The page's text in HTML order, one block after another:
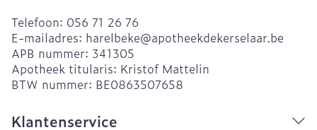
Telefoon: 056 71 26 76
E-mailadres: harelbeke@apotheekdekerselaar.be
APB nummer: 341305
Apotheek titularis: Kristof Mattelin
BTW nummer: BE0863507658
Klantenservice